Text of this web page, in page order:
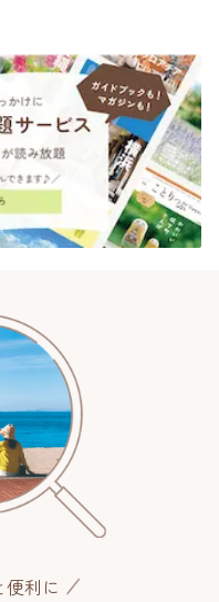
便利に